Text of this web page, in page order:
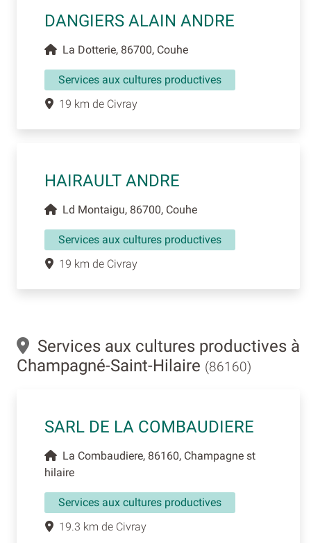
DANGIERS ALAIN ANDRE
La Dotterie, 86700, Couhe
Services aux cultures productives
19 km de Civray
HAIRAULT ANDRE
Ld Montaigu, 86700, Couhe
Services aux cultures productives
19 km de Civray
Services aux cultures productives à
Champagné-Saint-Hilaire (86160)
SARL DE LA COMBAUDIERE
La Combaudiere, 86160, Champagne st
hilaire
Services aux cultures productives
19.3 km de Civray